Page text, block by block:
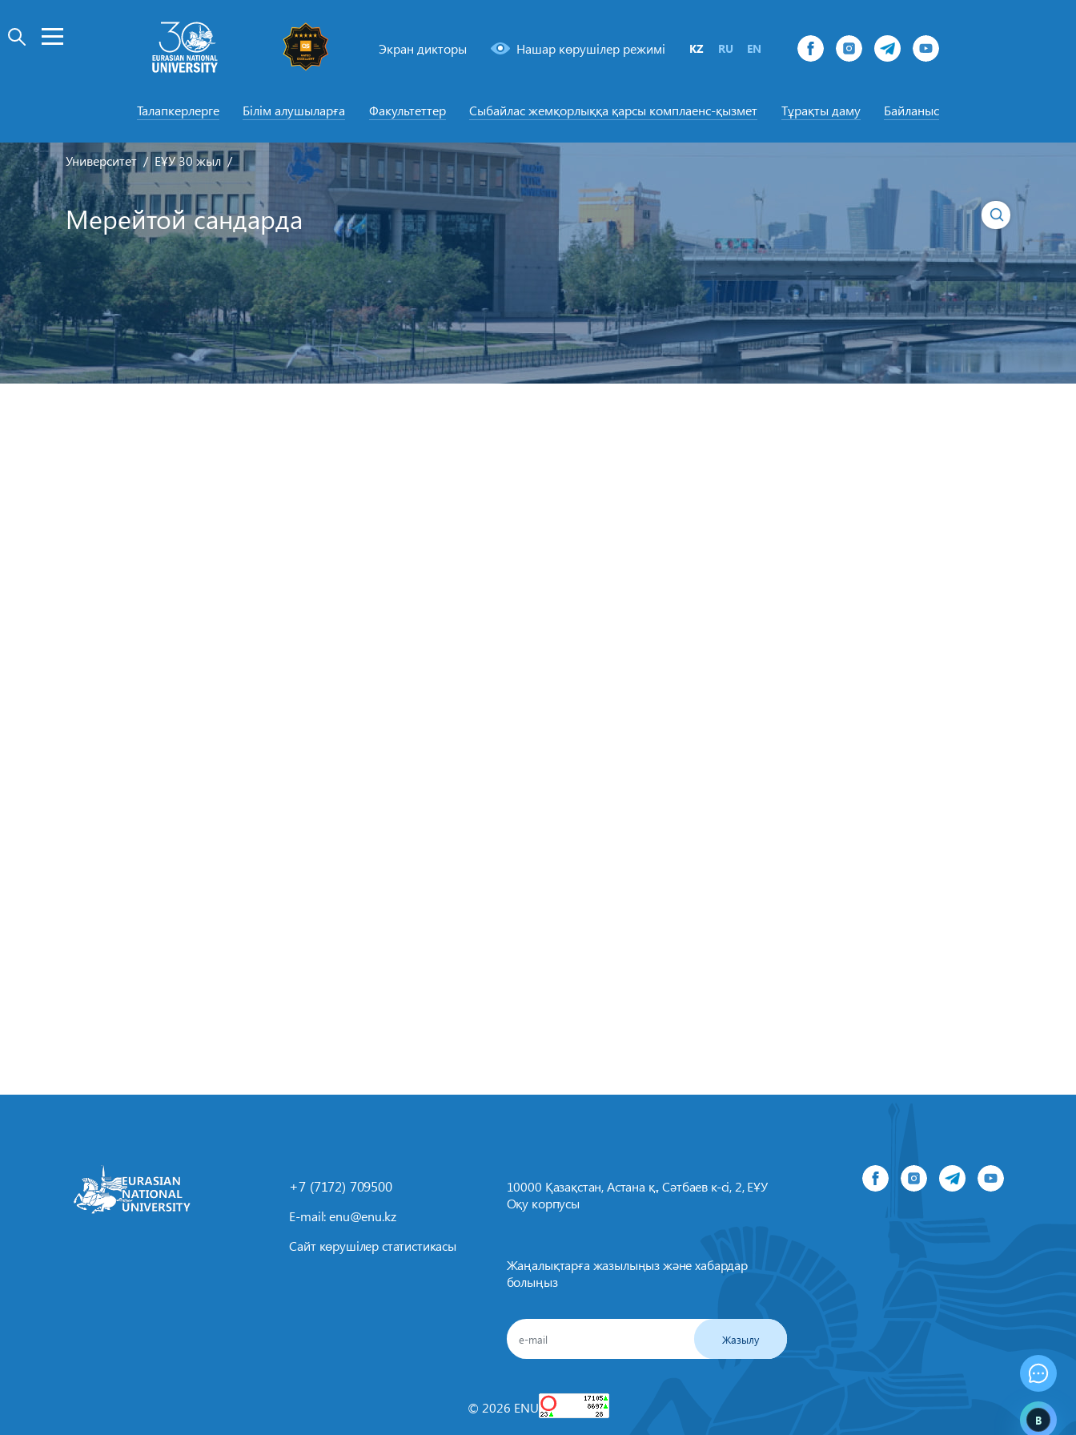
Экран дикторы Нашар көрушілер режимі KZ RU EN
Талапкерлерге Білім алушыларға Факультеттер Сыбайлас жемқорлыққа қарсы комплаенс-қызмет Тұрақты даму Байланыс
Университет ЕҰУ 30 жыл
Мерейтой сандарда
+7 (7172) 709500
E-mail:enu@enu.kz
Сайт көрушілер статистикасы
10000 Қазақстан, Астана қ., Сәтбаев к-сі, 2, ЕҰУ
Оқу корпусы
Жаңалықтарға жазылыңыз және хабардар
болыңыз
Жазылу
© 2026 ENU
B